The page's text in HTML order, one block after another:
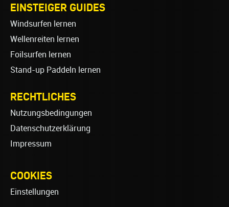
EINSTEIGER GUIDES
Windsurfen lernen
Wellenreiten lernen
Foilsurfen lernen
Stand-up Paddeln lernen
RECHTLICHES
Nutzungsbedingungen
Datenschutzerklärung
Impressum
COOKIES
Einstellungen